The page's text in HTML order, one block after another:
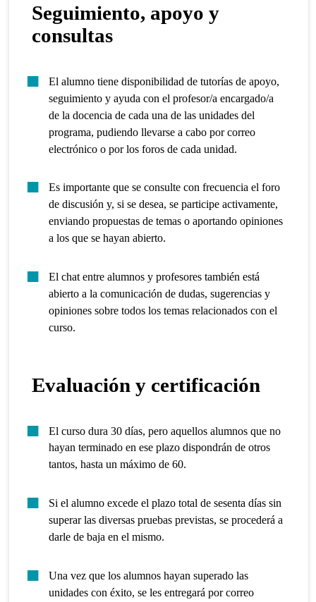
Seguimiento, apoyo y
consultas
El alumno tiene disponibilidad de tutorías de apoyo,
seguimiento y ayuda con el profesor/a encargado/a
de la docencia de cada una de las unidades del
programa, pudiendo llevarse a cabo por correo
electrónico o por los foros de cada unidad.
Es importante que se consulte con frecuencia el foro
de discusión y, si se desea, se participe activamente,
enviando propuestas de temas o aportando opiniones
a los que se hayan abierto.
El chat entre alumnos y profesores también está
abierto a la comunicación de dudas, sugerencias y
opiniones sobre todos los temas relacionados con el
curso.
Evaluación y certificación
El curso dura 30 días, pero aquellos alumnos que no
hayan terminado en ese plazo dispondrán de otros
tantos, hasta un máximo de 60.
Si el alumno excede el plazo total de sesenta días sin
superar las diversas pruebas previstas, se procederá a
darle de baja en el mismo.
Una vez que los alumnos hayan superado las
unidades con éxito, se les entregará por correo